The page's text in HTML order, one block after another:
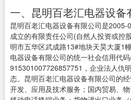
一、昆明百老汇电器设备
昆明百老汇电器设备有限公司是
成立的有限责任公司(自然人投资或控
明市五华区武成路13#地块天昊大厦1
电器设备有限公司的统一社会信用代
915301007726857751，企业法人仇
态。昆明百老汇电器设备有限公司的
开发、应用及技术服务；国内贸易、